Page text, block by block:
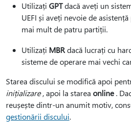
Utilizați GPTdacă aveți un
UEFI și aveți nevoie de
mai mult de patru partiții.
Utilizați MBRdacă lucrați cu
sisteme de operare mai vechi
Starea discului se modifică apoi
inițializare, apoi la starea online.
reușește dintr-un anumit motiv,
gestionării discului.